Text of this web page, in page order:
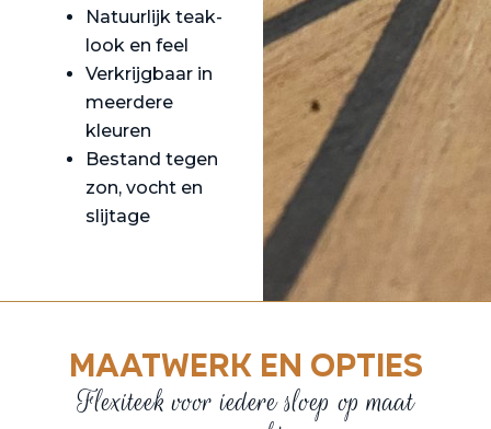
Natuurlijk teak-
look en feel
Verkrijgbaar in
meerdere
kleuren
Bestand tegen
zon, vocht en
slijtage
Maatwerk en opties
Flexiteek voor iedere sloep op maat